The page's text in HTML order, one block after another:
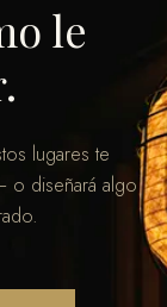
le
lugares te
o diseñará algo